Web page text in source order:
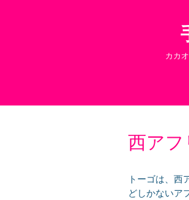
カカ
西ア
トーゴは、
どしかないア